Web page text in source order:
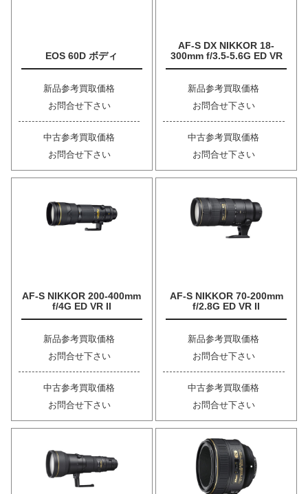
EOS 60D ボディ
新品参考買取価格
お問合せ下さい
中古参考買取価格
お問合せ下さい
AF-S DX NIKKOR 18-
300mm f/3.5-5.6G ED VR
新品参考買取価格
お問合せ下さい
中古参考買取価格
お問合せ下さい
AF-S NIKKOR 200-400mm
f/4G ED VR II
新品参考買取価格
お問合せ下さい
中古参考買取価格
お問合せ下さい
AF-S NIKKOR 70-200mm
f/2.8G ED VR II
新品参考買取価格
お問合せ下さい
中古参考買取価格
お問合せ下さい